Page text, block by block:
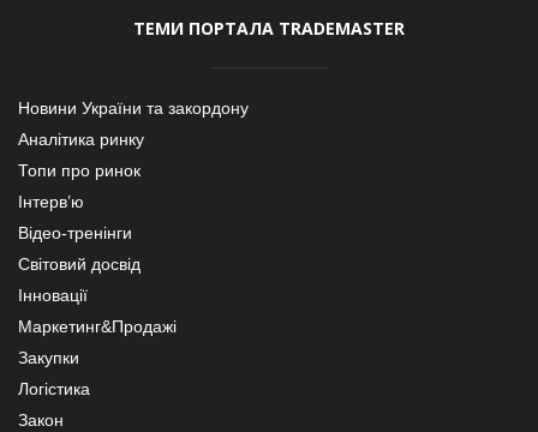
ТЕМИ ПОРТАЛА TRADEMASTER
Новини України та закордону
Аналітика ринку
Топи про ринок
Інтерв’ю
Відео-тренінги
Світовий досвід
Інновації
Маркетинг&Продажі
Закупки
Логістика
Закон